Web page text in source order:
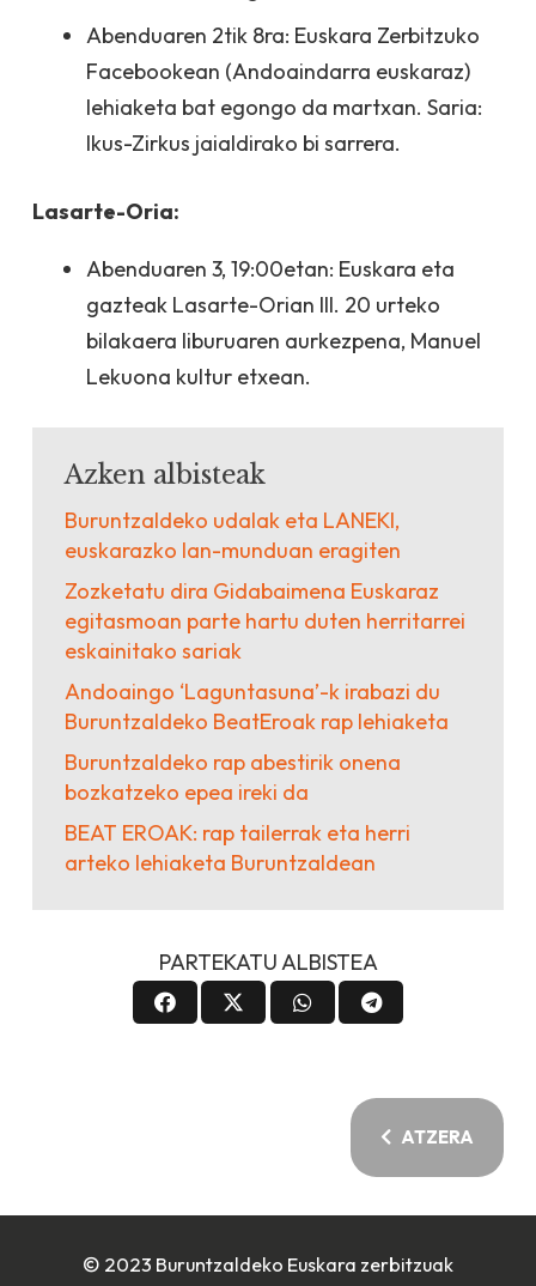
Abenduaren 2tik 8ra: Euskara Zerbitzuko
Facebookean (Andoaindarra euskaraz)
lehiaketa bat egongo da martxan. Saria:
Ikus-Zirkus jaialdirako bi sarrera.
Lasarte-Oria:
Abenduaren 3, 19:00etan: Euskara eta
gazteak Lasarte-Orian III. 20 urteko
bilakaera liburuaren aurkezpena, Manuel
Lekuona kultur etxean.
Azken albisteak
Buruntzaldeko udalak eta LANEKI,
euskarazko lan-munduan eragiten
Zozketatu dira Gidabaimena Euskaraz
egitasmoan parte hartu duten herritarrei
eskainitako sariak
Andoaingo ‘Laguntasuna’-k irabazi du
Buruntzaldeko BeatEroak rap lehiaketa
Buruntzaldeko rap abestirik onena
bozkatzeko epea ireki da
BEAT EROAK: rap tailerrak eta herri
arteko lehiaketa Buruntzaldean
PARTEKATU ALBISTEA
ATZERA
© 2023 Buruntzaldeko Euskara zerbitzuak